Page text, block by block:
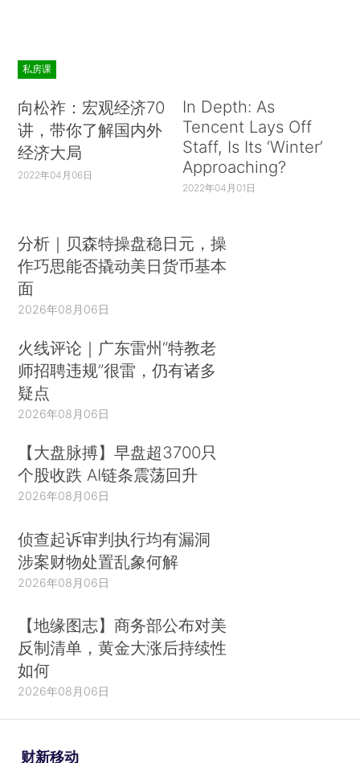
私房课
向松祚：宏观经济70
讲，带你了解国内外
经济大局
2022年04月06日
In Depth: As
Tencent Lays Off
Staff, Is Its ‘Winter’
Approaching?
2022年04月01日
分析｜贝森特操盘稳日元，操
作巧思能否撬动美日货币基本
面
2026年08月06日
火线评论｜广东雷州“特教老
师招聘违规”很雷，仍有诸多
疑点
2026年08月06日
【大盘脉搏】早盘超3700只
个股收跌 AI链条震荡回升
2026年08月06日
侦查起诉审判执行均有漏洞
涉案财物处置乱象何解
2026年08月06日
【地缘图志】商务部公布对美
反制清单，黄金大涨后持续性
如何
2026年08月06日
财新移动